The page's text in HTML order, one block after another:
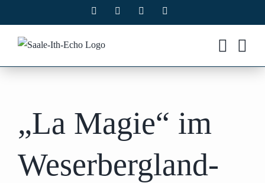
Inhalt
springen
Facebook Instagram
„La Magie“ im
Weserbergland-